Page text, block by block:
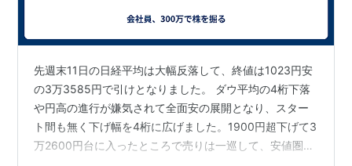
先週末11日の日経平均は大幅反落して、終値は1023円安
の3万3585円で引けとなりました。 ダウ平均の4桁下落
や円高の進行が嫌気されて全面安の展開となり、スター
ト間も無く下げ幅を4桁に広げました。1900円超下げて3
万2600円台に入ったところで売りは一巡して、安値圏で